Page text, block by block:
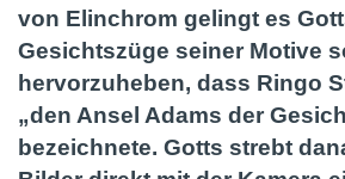
von Elinchrom gelingt es
Gesichtszüge seiner Motive
hervorzuheben, dass Ringo
„den Ansel Adams der
bezeichnete. Gotts strebt